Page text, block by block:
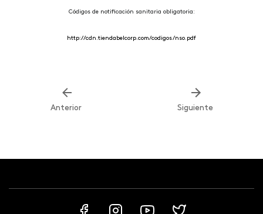
Códigos de notificación sanitaria obligatoria:
http://cdn.tiendabelcorp.com/codigos/nso.pdf
Anterior Siguiente